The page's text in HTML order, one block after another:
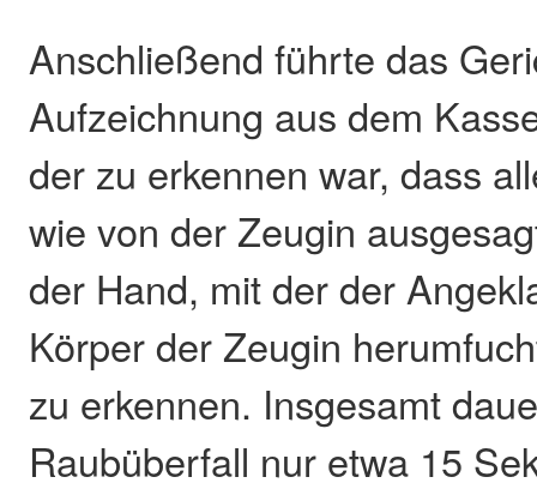
Anschließend führte das
Aufzeichnung aus dem
der zu erkennen war, dass
wie von der Zeugin
der Hand, mit der der
Körper der Zeugin
zu erkennen. Insgesamt
Raubüberfall nur etwa 15